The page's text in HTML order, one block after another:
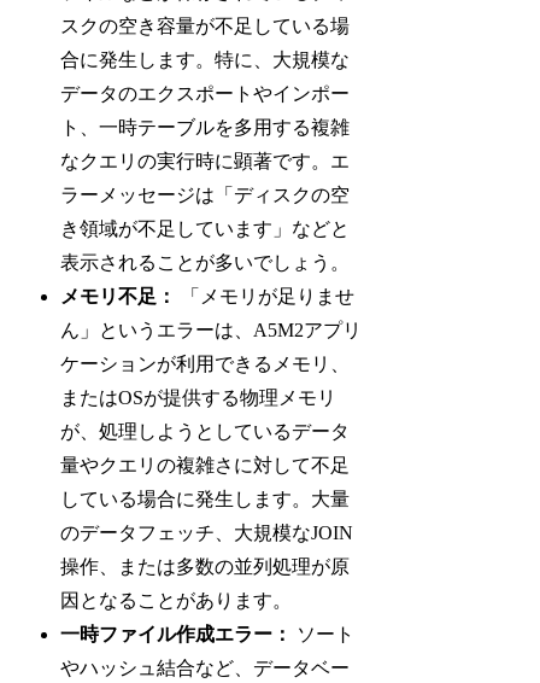
スクの空き容量が不足している場
合に発生します。特に、大規模な
データのエクスポートやインポー
ト、一時テーブルを多用する複雑
なクエリの実行時に顕著です。エ
ラーメッセージは「ディスクの空
き領域が不足しています」などと
表示されることが多いでしょう。
メモリ不足：
「メモリが足りませ
ん」というエラーは、A5M2アプリ
ケーションが利用できるメモリ、
またはOSが提供する物理メモリ
が、処理しようとしているデータ
量やクエリの複雑さに対して不足
している場合に発生します。大量
のデータフェッチ、大規模なJOIN
操作、または多数の並列処理が原
因となることがあります。
一時ファイル作成エラー：
ソート
やハッシュ結合など、データベー